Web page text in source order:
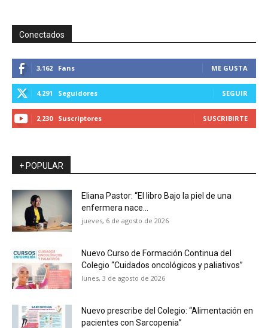
Conectados
3,162 Fans ME GUSTA
4,291 Seguidores SEGUIR
2,230 Suscriptores SUSCRIBIRTE
+ POPULAR
Eliana Pastor: “El libro Bajo la piel de una
enfermera nace...
jueves, 6 de agosto de 2026
Nuevo Curso de Formación Continua del
Colegio “Cuidados oncológicos y paliativos”
lunes, 3 de agosto de 2026
Nuevo prescribe del Colegio: “Alimentación en
pacientes con Sarcopenia”